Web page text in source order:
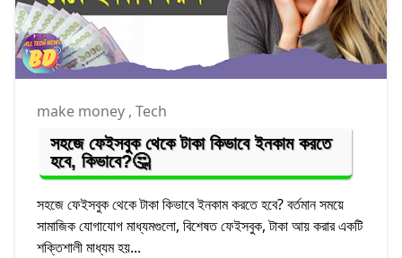
make money , Tech
সহজে ফেইসবুক থেকে টাকা কিভাবে ইনকাম করতে
হবে, কিভাবে?🤔
সহজে ফেইসবুক থেকে টাকা কিভাবে ইনকাম করতে হবে? বর্তমান সময়ে
সামাজিক যোগাযোগ মাধ্যমগুলো, বিশেষত ফেইসবুক, টাকা আয় করার একটি
শক্তিশালী মাধ্যম হয়...